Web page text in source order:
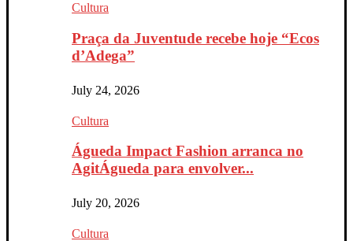
Cultura
Praça da Juventude recebe hoje “Ecos
d’Adega”
July 24, 2026
Cultura
Águeda Impact Fashion arranca no
AgitÁgueda para envolver...
July 20, 2026
Cultura